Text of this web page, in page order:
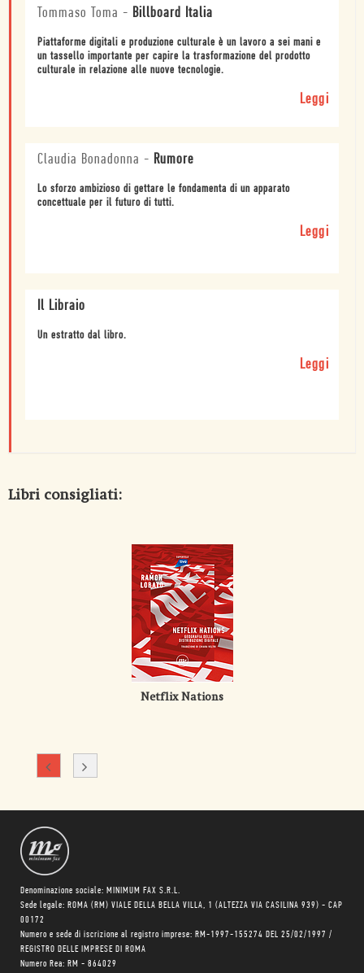
Tommaso Toma - Billboard Italia
Piattaforme digitali e produzione culturale è un lavoro a sei mani e
un tassello importante per capire la trasformazione del prodotto
culturale in relazione alle nuove tecnologie.
Leggi
Claudia Bonadonna - Rumore
Lo sforzo ambizioso di gettare le fondamenta di un apparato
concettuale per il futuro di tutti.
Leggi
Il Libraio
Un estratto dal libro.
Leggi
Libri consigliati:
Netflix Nations
Denominazione sociale: MINIMUM FAX S.R.L.
Sede legale: ROMA (RM) VIALE DELLA BELLA VILLA, 1 (ALTEZZA VIA CASILINA 939) - CAP
00172
Numero e sede di iscrizione al registro imprese: RM-1997-155274 DEL 25/02/1997 /
REGISTRO DELLE IMPRESE DI ROMA
Numero Rea: RM - 864029